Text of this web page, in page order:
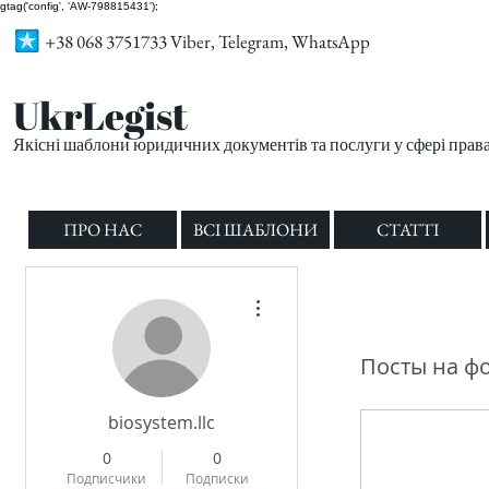
gtag('config', 'AW-798815431');
+38 068 3751733 Viber, Telegram, WhatsApp
UkrLegist
Якісні шаблони юридичних документів та послуги у сфері
ПРО НАС ВСІ ШАБЛОНИ СТАТТІ
biosystem.llc
0
Подписчики
0
Подписки
Посты на